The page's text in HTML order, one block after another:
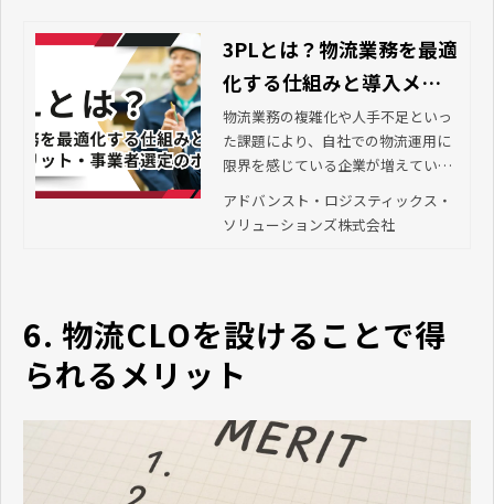
3PLとは？物流業務を最適
化する仕組みと導入メリ
ット・事業者選定のポイ
ント
物流業務の複雑化や人手不足といっ
た課題により、自社での物流運用に
限界を感じている企業が増えていま
L”です。この記事では、3PLの基本概
念から、導入のメリット・デメリッ
アドバンスト・ロジスティックス・
ソリューションズ株式会社
6. 物流CLOを設けることで得
られるメリット